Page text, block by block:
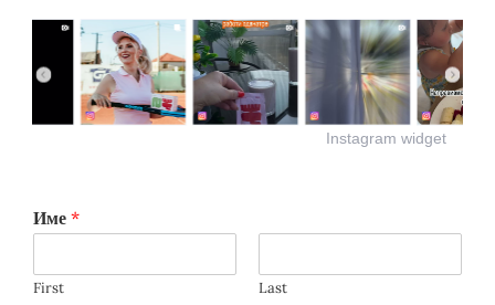
Instagram widget
Име *
First Last